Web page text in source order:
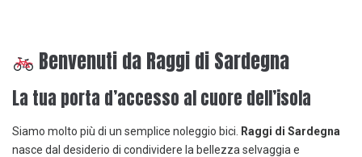
Benvenuti da Raggi di Sardegna
La tua porta d’accesso al cuore dell’isola
Siamo molto più di un semplice noleggio bici.
Raggi di Sardegna
nasce dal desiderio di condividere la bellezza selvaggia e